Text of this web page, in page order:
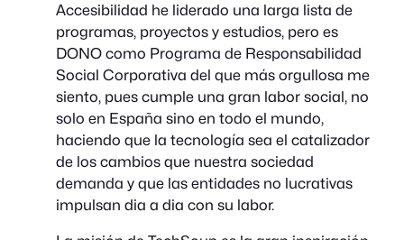
Accesibilidad he liderado una larga lista de
programas, proyectos y estudios, pero es
DONO como Programa de Responsabilidad
Social Corporativa del que más orgullosa me
siento, pues cumple una gran labor social, no
solo en España sino en todo el mundo,
haciendo que la tecnología sea el catalizador
de los cambios que nuestra sociedad
demanda y que las entidades no lucrativas
impulsan dia a dia con su labor.